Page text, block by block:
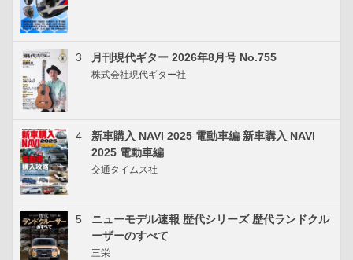
3 月刊現代ギター 2026年8月号 No.755
株式会社現代ギター社
4
新車購入 NAVI 2025 電動車編 新車購入 NAVI
2025 電動車編
交通タイムス社
5
ニューモデル速報 歴代シリーズ 歴代ランドクル
ーザーのすべて
三栄